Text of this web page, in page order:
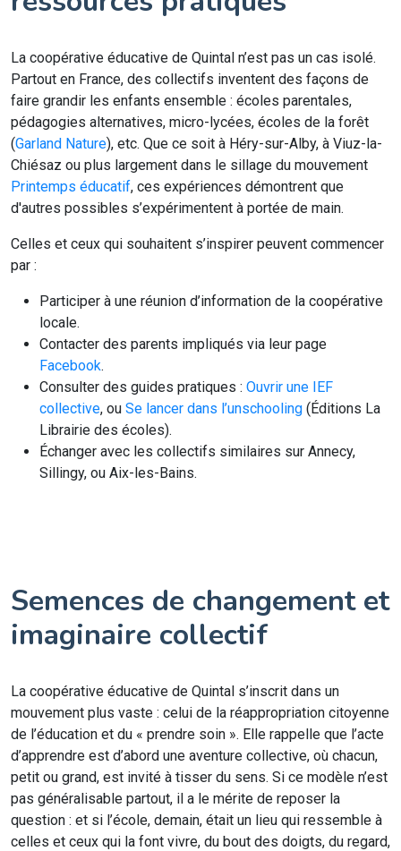
La coopérative éducative de Quintal n’est pas un cas isolé.
Partout en France, des collectifs inventent des façons de
faire grandir les enfants ensemble : écoles parentales,
pédagogies alternatives, micro-lycées, écoles de la forêt
(Garland Nature), etc. Que ce soit à Héry-sur-Alby, à Viuz-la-
Chiésaz ou plus largement dans le sillage du mouvement
Printemps éducatif, ces expériences démontrent que
d'autres possibles s’expérimentent à portée de main.
Celles et ceux qui souhaitent s’inspirer peuvent commencer
par :
Participer à une réunion d’information de la coopérative
locale.
Contacter des parents impliqués via leur page
Facebook.
Consulter des guides pratiques : Ouvrir une IEF
collective, ou Se lancer dans l’unschooling (Éditions La
Librairie des écoles).
Échanger avec les collectifs similaires sur Annecy,
Sillingy, ou Aix-les-Bains.
Semences de changement et
imaginaire collectif
La coopérative éducative de Quintal s’inscrit dans un
mouvement plus vaste : celui de la réappropriation citoyenne
de l’éducation et du « prendre soin ». Elle rappelle que l’acte
d’apprendre est d’abord une aventure collective, où chacun,
petit ou grand, est invité à tisser du sens. Si ce modèle n’est
pas généralisable partout, il a le mérite de reposer la
question : et si l’école, demain, était un lieu qui ressemble à
celles et ceux qui la font vivre, du bout des doigts, du regard,